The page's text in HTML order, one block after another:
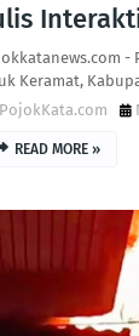
-
Keramat,
PojokKata.com
READ MORE »